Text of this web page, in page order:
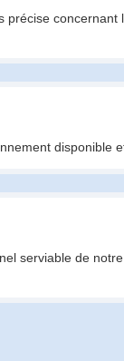
disponible
serviable de